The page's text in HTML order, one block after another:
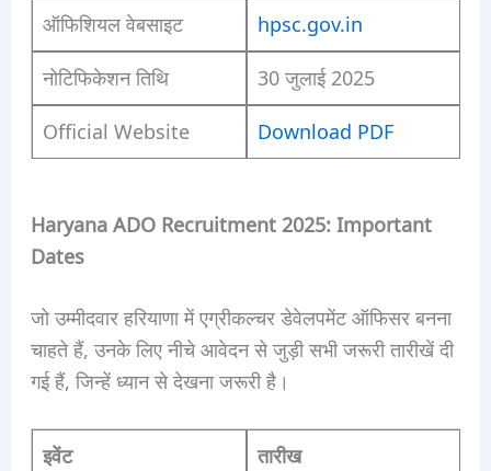
ऑफिशियल वेबसाइट hpsc.gov.in
नोटिफिकेशन तिथि 30 जुलाई 2025
Official Website Download PDF
Haryana ADO Recruitment 2025: Important
Dates
जो उम्मीदवार हरियाणा में एग्रीकल्चर डेवेलपमेंट ऑफिसर बनना
चाहते हैं, उनके लिए नीचे आवेदन से जुड़ी सभी जरूरी तारीखें दी
गई हैं, जिन्हें ध्यान से देखना जरूरी है।
इवेंट तारीख